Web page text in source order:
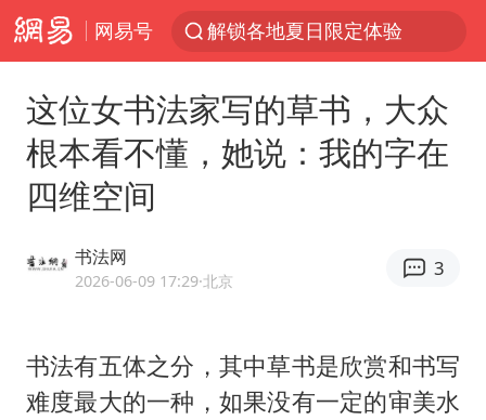
网易号
解锁各地夏日限定体验
视频丨中国东方电气集团原党组副书记、董事宋致远被查
四川宜宾市珙县发生3.4级地震
浙江台州《告全体市民书》
女主硬加吻戏短剧已下架
周末打虎 宋致远被查
这位女书法家写的草书，大众
根本看不懂，她说：我的字在
四维空间
书法网
2026-06-09 17:29·北京
3
书法有五体之分，其中草书是欣赏和书写
难度最大的一种，如果没有一定的审美水